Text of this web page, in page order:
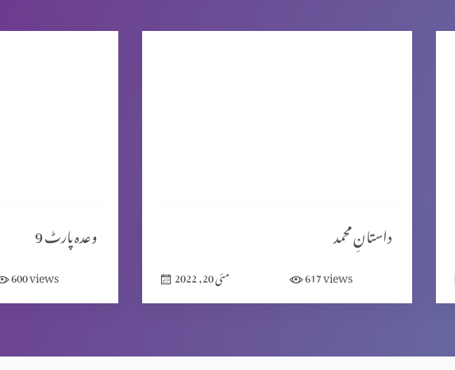
وعدہ پارٹ 9
600views
داستانِ محمد
مئی 20, 2022 617views